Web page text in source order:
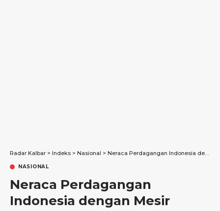
Radar Kalbar > Indeks > Nasional > Neraca Perdagangan Indonesia dengan Mesir Tercatat Surplus Sebesar USD 1,17 Miliar
NASIONAL
Neraca Perdagangan
Indonesia dengan Mesir